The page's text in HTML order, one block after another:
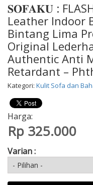
𝐒𝐎𝐅𝐀𝐊𝐔 :
Leather Indoor
Bintang Lima
Original
Authentic Anti
Retardant –
Kategori: Kulit Sofa dan
Harga:
Rp 325.000
Varian :